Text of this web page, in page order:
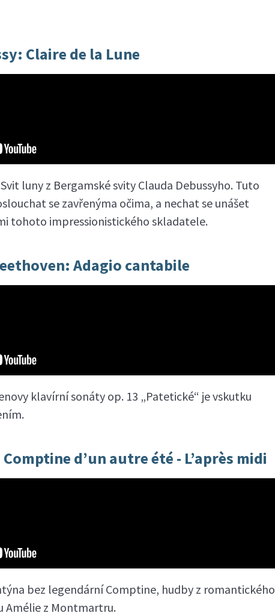
Claire de la Lune
luny z Bergamské svity Clauda Debussyho. Tuto
se zavřenýma očima, a nechat se unášet
tohoto impressionistického skladatele.
Adagio cantabile
klavírní sonáty op. 13 „Patetické“ je vskutku
d’un autre été - L’après midi
bez legendární Comptine, hudby z romantického
Amélie z Montmartru.